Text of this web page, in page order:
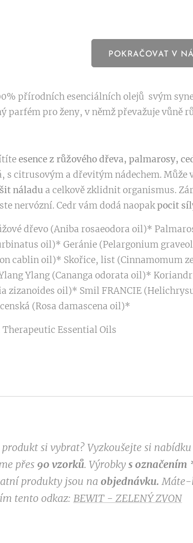
POKRAČOVAT V
přírodních esenciálních olejů svým
parfém pro ženy, v němž převažuje vůně
esence z růžového dřeva, palmarosy,
s citrusovým a dřevitým nádechem. Může
náladua celkově zklidnit organismus.
nervózní. Cedr vám dodá naopakpocit
dřevo (Aniba rosaeodora oil)*
oil)* Geránie (Pelargonium
cablin oil)* Skořice, list (Cinnamomum
Ylang (Cananga odorata oil)*
zizanoides oil)* Smil FRANCIE
(Rosa damascena oil)*
Essential Oils
si vybrat? Vyzkoušejte si
přes 90 vzorků. Výrobky s označením
produkty jsou na objednávku. Máte-
tento odkaz: BEWIT - ZELENÝ ZVON